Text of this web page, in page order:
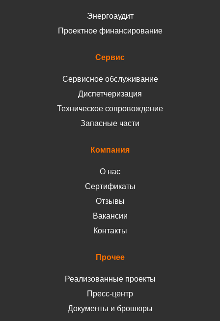
Энергоаудит
Проектное финансирование
Сервис
Сервисное обслуживание
Диспетчеризация
Техническое сопровождение
Запасные части
Компания
О нас
Сертификаты
Отзывы
Вакансии
Контакты
Прочее
Реализованные проекты
Пресс-центр
Документы и брошюры